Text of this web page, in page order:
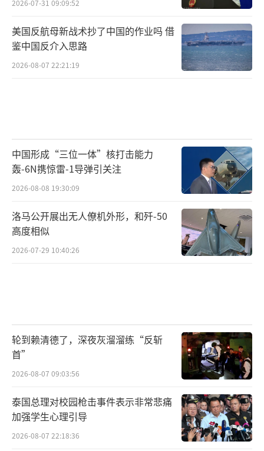
意以及缺乏互信，容易擦枪走火。并且，预计
以色列未来将要求对伊朗保持密切的监控和核
查，一旦发现甚至怀疑伊朗有威胁以色列的能
口头协定互信不足停火过程或有波折
6月24日是以色列和伊朗爆发大规模冲突的
第12天。以伊在互袭十多天后为何同意停火？
专家分析称，一方面，从冲突各方看来，
当前的冲突已经达到了自己的战略目标。以色
列的目标是削弱伊朗的核能力、导弹能力和国
当前局势感到疲惫。
不过，这份停火意向或许很“脆弱”。专
家分析称，首先，该停火意向是口头协定，不
是正式文件，因此一旦遇到很多不确定性，恐
怕难以维系；其次，该停火意向没有很强的监
督机制和管控机制，当执行出现问题时，没有
2026-07-31 09:09:52
美国反航母新战术抄了中国的作业吗 借
鉴中国反介入思路
2026-08-07 22:21:19
中国形成“三位一体”核打击能力
轰-6N携惊雷-1导弹引关注
2026-08-08 19:30:09
洛马公开展出无人僚机外形，和歼-50
高度相似
2026-07-29 10:40:26
轮到赖清德了，深夜灰溜溜练“反斩
首”
2026-08-07 09:03:56
泰国总理对校园枪击事件表示非常悲痛
加强学生心理引导
2026-08-07 22:18:36